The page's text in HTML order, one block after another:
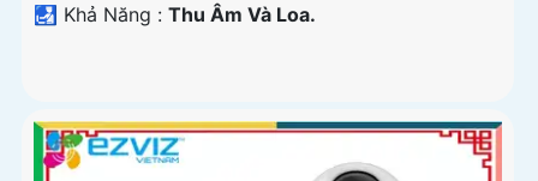
️🛃 Khả Năng : Thu Âm Và Loa.